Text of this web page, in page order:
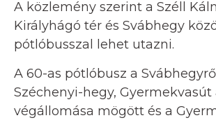
A közlemény szerint a Széll
Királyhágó tér és Svábhegy
pótlóbusszal lehet utazni.
A 60-as pótlóbusz a
Széchenyi-hegy,
végállomása mögött és a